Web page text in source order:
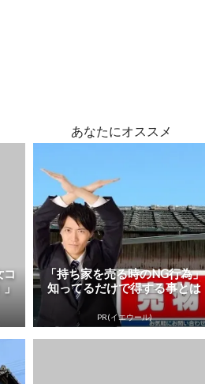
あなたにオススメ
コ
「持ち家を売る時のNG行為」
知ってるだけで得する事とは
PR(イエウール)